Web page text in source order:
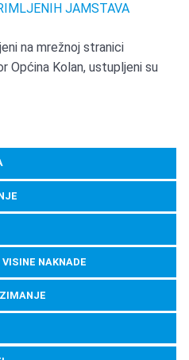
JAMSTAVA
na mrežnoj stranici
Općina Kolan, ustupljeni su
NAKNADE